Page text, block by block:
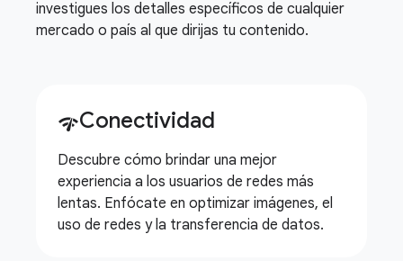
investigues los detalles específicos de cualquier
mercado o país al que dirijas tu contenido.
network_checkConectividad
Descubre cómo brindar una mejor
experiencia a los usuarios de redes más
lentas. Enfócate en optimizar imágenes, el
uso de redes y la transferencia de datos.